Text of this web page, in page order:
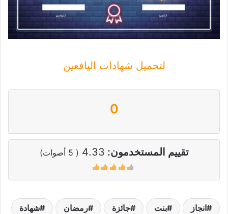
لتحميل شهادات اليافعين
0
تقييم المستخدمون: 4.33
(
5 أصوات)
انجاز بنت جائزة رمضان شهادة